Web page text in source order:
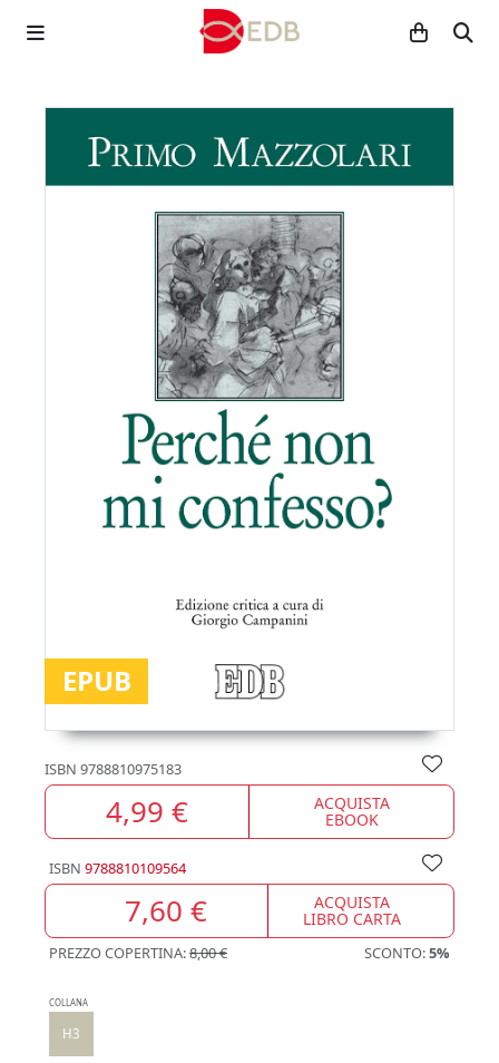
EPUB
ISBN 9788810975183
4,99 € ACQUISTA
EBOOK
ISBN 9788810109564
7,60 € ACQUISTA
LIBRO CARTA
PREZZO COPERTINA:8,00 € SCONTO:5%
COLLANA
H3